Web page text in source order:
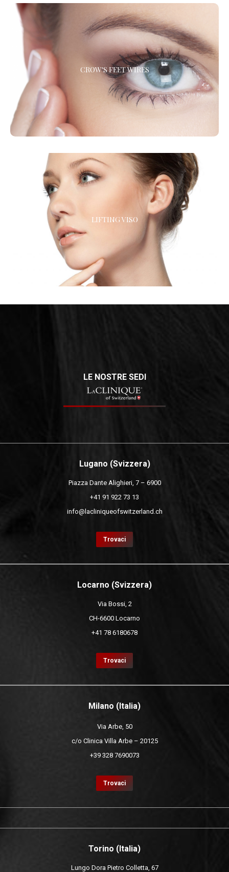
CROW'S FEET WIRES
CROW'S FEET WIRES
La microliposuzione viene praticata con il cav cell intra plus, una
nuovissima attrezzatura per la soft-liposcultura.
LIFTING VISO
Miglioramento dell’aspetto del viso, per ridare armonia, tonicità
e compattezza ai contorni del volto
LE NOSTRE SEDI
Lugano (Svizzera)
Piazza Dante Alighieri, 7 – 6900
+41 91 922 73 13
info@lacliniqueofswitzerland.ch
Trovaci
Locarno (Svizzera)
Via Bossi, 2
CH-6600 Locarno
+41 78 6180678
Trovaci
Milano (Italia)
Via Arbe, 50
c/o Clinica Villa Arbe – 20125
+39 328 7690073
Trovaci
Torino (Italia)
Lungo Dora Pietro Colletta, 67